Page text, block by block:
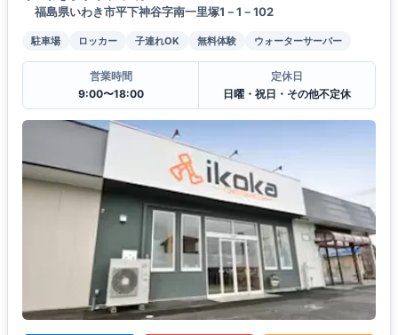
福島県いわき市平下神谷字南一里塚1－1－102
駐車場 ロッカー 子連れOK 無料体験 ウォーターサーバー
営業時間
9:00〜18:00
定休日
日曜・祝日・その他不定休